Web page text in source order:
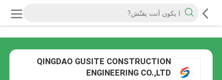
QINGDAO GUSITE CONSTRUCTION
ENGINEERING CO.,LTD